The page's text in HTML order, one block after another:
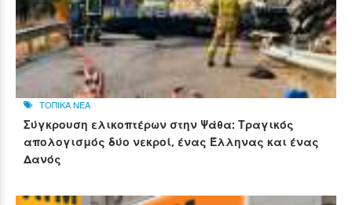
ΤΟΠΙΚΑ ΝΕΑ
Σύγκρουση ελικοπτέρων στην Ψάθα: Τραγικός
απολογισμός δύο νεκροί, ένας Έλληνας και ένας
Δανός